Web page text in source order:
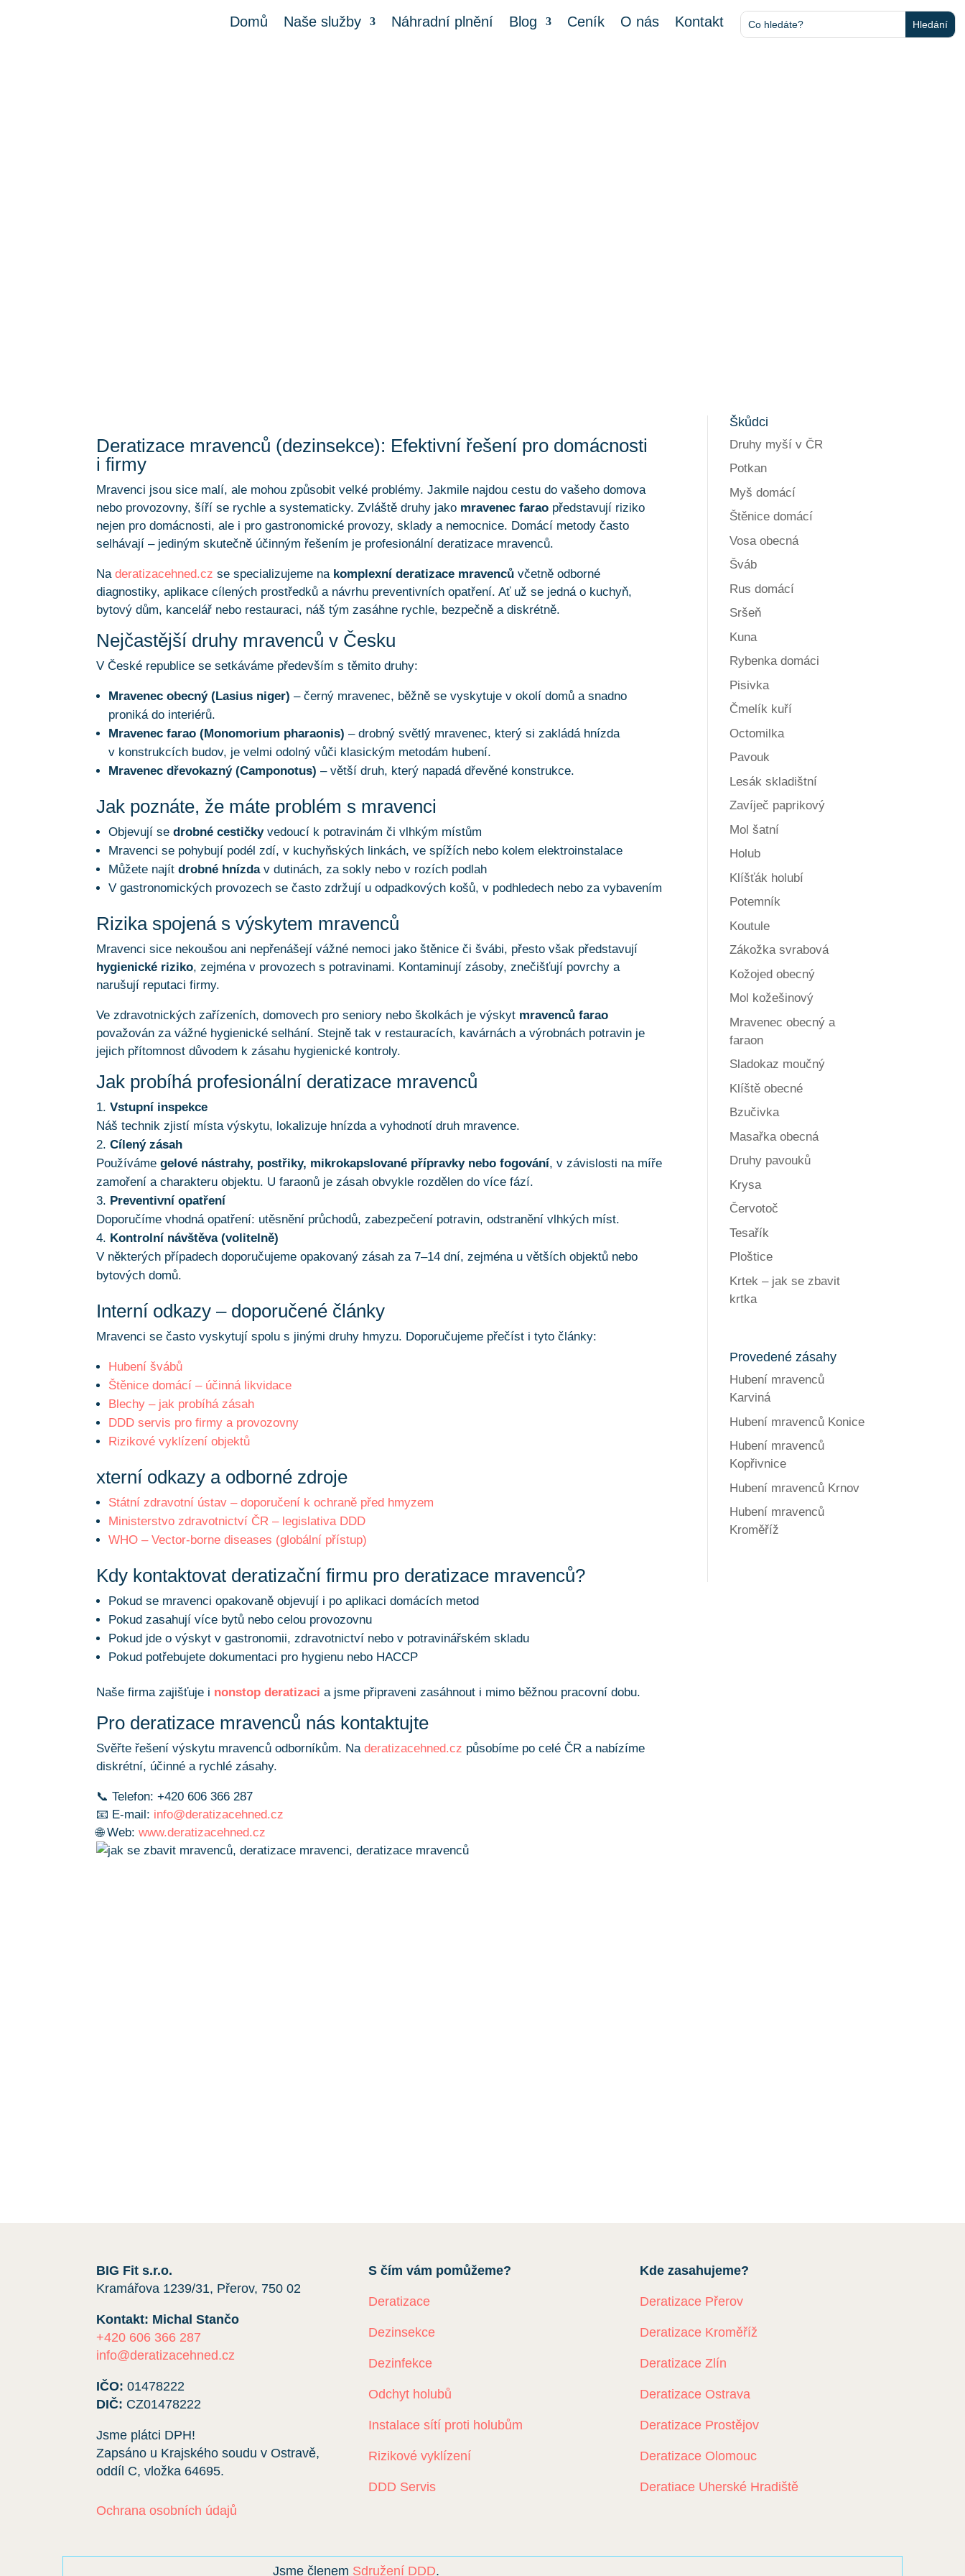
Domů Naše služby Náhradní plnění Blog Ceník O nás Kontakt
Deratizace mravenců (dezinsekce): Efektivní řešení pro domácnosti
i firmy
Mravenci jsou sice malí, ale mohou způsobit velké problémy. Jakmile najdou cestu do vašeho domova
nebo provozovny, šíří se rychle a systematicky. Zvláště druhy jako mravenec farao představují riziko
nejen pro domácnosti, ale i pro gastronomické provozy, sklady a nemocnice. Domácí metody často
selhávají – jediným skutečně účinným řešením je profesionální deratizace mravenců.
Naderatizacehned.cz se specializujeme na komplexní deratizace mravenců včetně odborné
diagnostiky, aplikace cílených prostředků a návrhu preventivních opatření. Ať už se jedná o kuchyň,
bytový dům, kancelář nebo restauraci, náš tým zasáhne rychle, bezpečně a diskrétně.
Nejčastější druhy mravenců v Česku
V České republice se setkáváme především s těmito druhy:
Mravenec obecný (Lasius niger) – černý mravenec, běžně se vyskytuje v okolí domů a snadno
proniká do interiérů.
Mravenec farao (Monomorium pharaonis) – drobný světlý mravenec, který si zakládá hnízda
v konstrukcích budov, je velmi odolný vůči klasickým metodám hubení.
Mravenec dřevokazný (Camponotus) – větší druh, který napadá dřevěné konstrukce.
Jak poznáte, že máte problém s mravenci
Objevují sedrobné cestičkyvedoucí k potravinám či vlhkým místům
Mravenci se pohybují podél zdí, v kuchyňských linkách, ve spížích nebo kolem elektroinstalace
Můžete najítdrobné hnízdav dutinách, za sokly nebo v rozích podlah
V gastronomických provozech se často zdržují u odpadkových košů, v podhledech nebo za vybavením
Rizika spojená s výskytem mravenců
Mravenci sice nekoušou ani nepřenášejí vážné nemoci jako štěnice či švábi, přesto však představují
hygienické riziko, zejména v provozech s potravinami. Kontaminují zásoby, znečišťují povrchy a
narušují reputaci firmy.
Ve zdravotnických zařízeních, domovech pro seniory nebo školkách je výskyt mravenců farao
považován za vážné hygienické selhání. Stejně tak v restauracích, kavárnách a výrobnách potravin je
jejich přítomnost důvodem k zásahu hygienické kontroly.
Jak probíhá profesionální deratizace mravenců
Vstupní inspekce
Náš technik zjistí místa výskytu, lokalizuje hnízda a vyhodnotí druh mravence.
Cílený zásah
Používámegelové nástrahy, postřiky, mikrokapslované přípravky nebo fogování, v závislosti na míře
zamoření a charakteru objektu. U faraonů je zásah obvykle rozdělen do více fází.
Preventivní opatření
Doporučíme vhodná opatření: utěsnění průchodů, zabezpečení potravin, odstranění vlhkých míst.
Kontrolní návštěva (volitelně)
V některých případech doporučujeme opakovaný zásah za 7–14 dní, zejména u větších objektů nebo
bytových domů.
Interní odkazy – doporučené články
Mravenci se často vyskytují spolu s jinými druhy hmyzu. Doporučujeme přečíst i tyto články:
Hubení švábů
Štěnice domácí – účinná likvidace
Blechy – jak probíhá zásah
DDD servis pro firmy a provozovny
Rizikové vyklízení objektů
xterní odkazy a odborné zdroje
Státní zdravotní ústav – doporučení k ochraně před hmyzem
Ministerstvo zdravotnictví ČR – legislativa DDD
WHO – Vector-borne diseases (globální přístup)
Kdy kontaktovat deratizační firmu pro deratizace mravenců?
Pokud se mravenci opakovaně objevují i po aplikaci domácích metod
Pokud zasahují více bytů nebo celou provozovnu
Pokud jde o výskyt v gastronomii, zdravotnictví nebo v potravinářském skladu
Pokud potřebujete dokumentaci pro hygienu nebo HACCP
Naše firma zajišťuje i nonstop deratizaci a jsme připraveni zasáhnout i mimo běžnou pracovní dobu.
Pro deratizace mravenců nás kontaktujte
Svěřte řešení výskytu mravenců odborníkům. Naderatizacehned.cz působíme po celé ČR a nabízíme
diskrétní, účinné a rychlé zásahy.
📞 Telefon: +420 606 366 287
📧 E-mail: info@deratizacehned.cz
🌐 Web:www.deratizacehned.cz
Škůdci
Druhy myší v ČR
Potkan
Myš domácí
Štěnice domácí
Vosa obecná
Šváb
Rus domácí
Sršeň
Kuna
Rybenka domáci
Pisivka
Čmelík kuří
Octomilka
Pavouk
Lesák skladištní
Zavíječ paprikový
Mol šatní
Holub
Klíšťák holubí
Potemník
Koutule
Zákožka svrabová
Kožojed obecný
Mol kožešinový
Mravenec obecný a
faraon
Sladokaz moučný
Klíště obecné
Bzučivka
Masařka obecná
Druhy pavouků
Krysa
Červotoč
Tesařík
Ploštice
Krtek – jak se zbavit
krtka
Provedené zásahy
Hubení mravenců
Karviná
Hubení mravenců Konice
Hubení mravenců
Kopřivnice
Hubení mravenců Krnov
Hubení mravenců
Kroměříž
BIG Fit s.r.o.
Kramářova 1239/31, Přerov, 750 02
Kontakt: Michal Stančo
+420 606 366 287
info@deratizacehned.cz
IČO: 01478222
DIČ: CZ01478222
Jsme plátci DPH!
Zapsáno u Krajského soudu v Ostravě,
oddíl C, vložka 64695.
Ochrana osobních údajů
S čím vám pomůžeme?
Deratizace
Dezinsekce
Dezinfekce
Odchyt holubů
Instalace sítí proti holubům
Rizikové vyklízení
DDD Servis
Kde zasahujeme?
Deratizace Přerov
Deratizace Kroměříž
Deratizace Zlín
Deratizace Ostrava
Deratizace Prostějov
Deratizace Olomouc
Deratiace Uherské Hradiště
Jsme členem Sdružení DDD.